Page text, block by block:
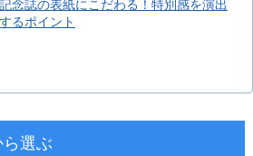
記念誌の表紙にこだわる！特別感を演出
するポイント
選ぶ